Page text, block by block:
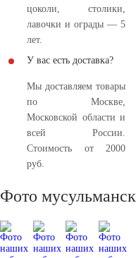
цоколи, столики,
лавочки и ограды — 5
лет.
У вас есть доставка?
Мы доставляем товары
по Москве,
Московской области и
всей России.
Стоимость от 2000
руб.
Фото